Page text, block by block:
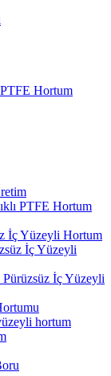
PTFE Hortum
PTFE Hortum
İç Yüzeyli Hortum
İç Yüzeyli
Pürüzsüz İç Yüzeyli
hortum